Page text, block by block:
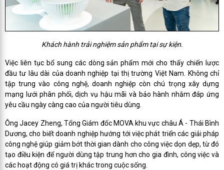
Khách hành trải nghiệm sản phẩm tại sự kiện.
Việc liên tục bổ sung các dòng sản phẩm mới cho thấy chiến lược
đầu tư lâu dài của doanh nghiệp tại thị trường Việt Nam. Không chỉ
tập trung vào công nghệ, doanh nghiệp còn chú trọng xây dựng
mạng lưới phân phối, dịch vụ hậu mãi và bảo hành nhằm đáp ứng
yêu cầu ngày càng cao của người tiêu dùng.
Ông Jacey Zheng, Tổng Giám đốc MOVA khu vực châu Á - Thái Bình
Dương, cho biết doanh nghiệp hướng tới việc phát triển các giải pháp
công nghệ giúp giảm bớt thời gian dành cho công việc dọn dẹp, từ đó
tạo điều kiện để người dùng tập trung hơn cho gia đình, công việc và
các hoạt động có giá trị khác trong cuộc sống.